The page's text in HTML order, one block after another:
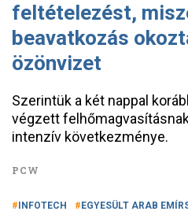
feltételezést,
beavatkozás
özönvizet
Szerintük a két nappal
végzett
intenzív következménye.
PCW
INFOTECH EGYESÜLT ARAB